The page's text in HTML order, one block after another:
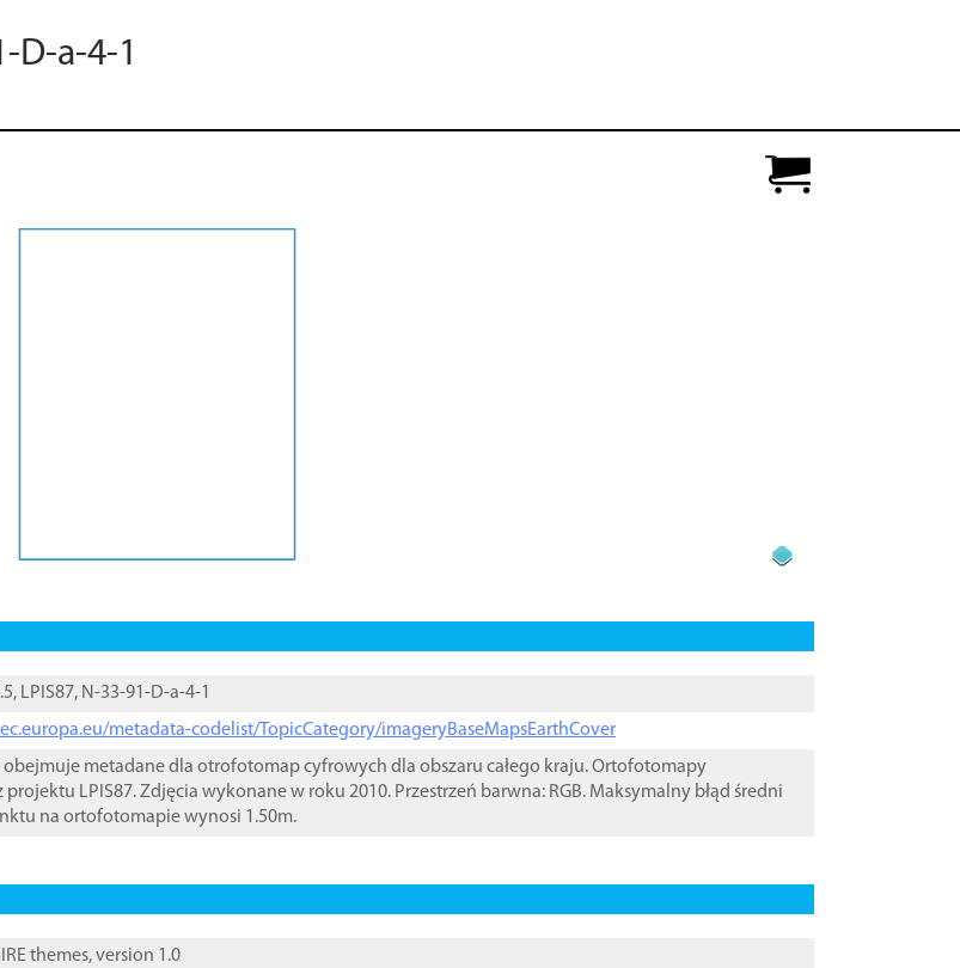
D-a-4-1
LPIS87, N-33-91-D-a-4-1
metadata-codelist/TopicCategory/imageryBaseMapsEarthCover
metadane dla otrofotomap cyfrowych dla obszaru całego kraju. Ortofotomapy
projektu LPIS87. Zdjęcia wykonane w roku 2010. Przestrzeń barwna: RGB. Maksymalny błąd średni
na ortofotomapie wynosi 1.50m.
themes, version 1.0